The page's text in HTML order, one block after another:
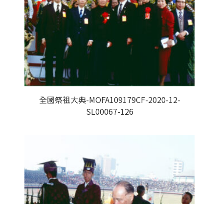
全國祭祖大典-MOFA109179CF-2020-12-
SL00067-126